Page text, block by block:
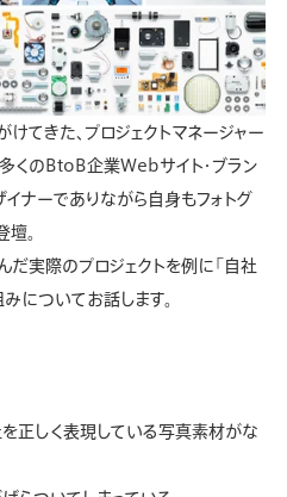
てきた、プロジェクトマネージャー
くのBtoB企業Webサイト・ブラン
ナーでありながら自身もフォトグ
。
だ実際のプロジェクトを例に「自社
みについてお話します。
を正しく表現している写真素材がな